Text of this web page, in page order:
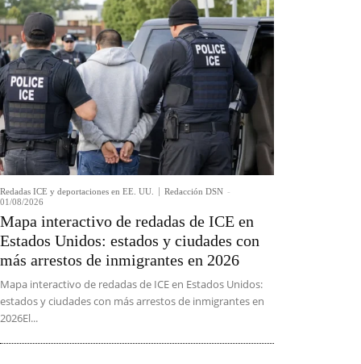
Redadas ICE y deportaciones en EE. UU. Redacción DSN -
01/08/2026
Mapa interactivo de redadas de ICE en
Estados Unidos: estados y ciudades con
más arrestos de inmigrantes en 2026
Mapa interactivo de redadas de ICE en Estados Unidos:
estados y ciudades con más arrestos de inmigrantes en
2026El...